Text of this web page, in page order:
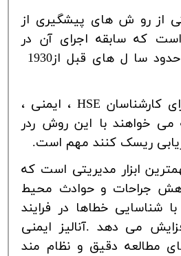
از رو ش های پیشگیری از
است که سابقه اجرای آن در
حدود سا ل های قبل از1930
شناختن روش JSA برای کارشناسان HSE ، ایمنی ،
خواهند با این روش ردر
ریسک کنند مهم است.
ابزار مدیریتی است که
جراحات و حوادث محیط
با شناسایی خطاها در فرایند
می دهد .آنالیز ایمنی
مطالعه دقیق و نظام مند